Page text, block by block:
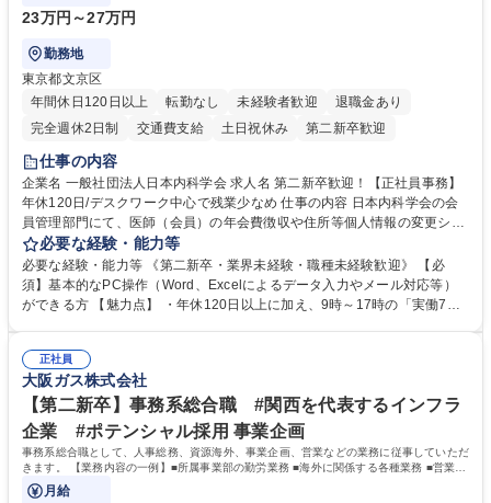
23万円～27万円
勤務地
東京都文京区
年間休日120日以上
転勤なし 未経験者歓迎
退職金あり
完全週休2日制
交通費支給 土日祝休み 第二新卒歓迎
仕事の内容
企業名 一般社団法人日本内科学会 求人名 第二新卒歓迎！【正社員事務】
年休120日/デスクワーク中心で残業少なめ 仕事の内容 日本内科学会の会
員管理部門にて、医師（会員）の年会費徴収や住所等個人情報の変更シス
テム入力、電話・FAX対応をお任せします。将来的には、各種委員会の運
営事務局業務などにも幅広く携わっていただきます。 【会員管理・データ
入力業務】 ・医師（会員）の住所変更、個人情報のシステム登録・更新
・年会費の徴収管理や入金データの照合確認 【問い合わせ対応】 ・会員
年休120日/デスクワーク中心で残業少なめ
必要な経験・能力等
必要な経験・能力等 《第二新卒・業界未経験・職種未経験歓迎》 【必
須】基本的なPC操作（Word、Excelによるデータ入力やメール対応等）
ができる方 【魅力点】 ・年休120日以上に加え、9時～17時の「実働7時
整、資料作成、当日の運営サポート 学歴・資格 学歴：大学院 大学 語学
力： 資格：
正社員
大阪ガス株式会社
【第二新卒】事務系総合職 #関西を代表するインフラ
企業 #ポテンシャル採用 事業企画
事務系総合職として、人事総務、資源海外、事業企画、営業などの業務に従事していただ
きます。 【業務内容の一例】■所属事業部の勤労業務 ■海外に関係する各種業務 ■営業部
門の企画スタッフ、ルート営業
月給